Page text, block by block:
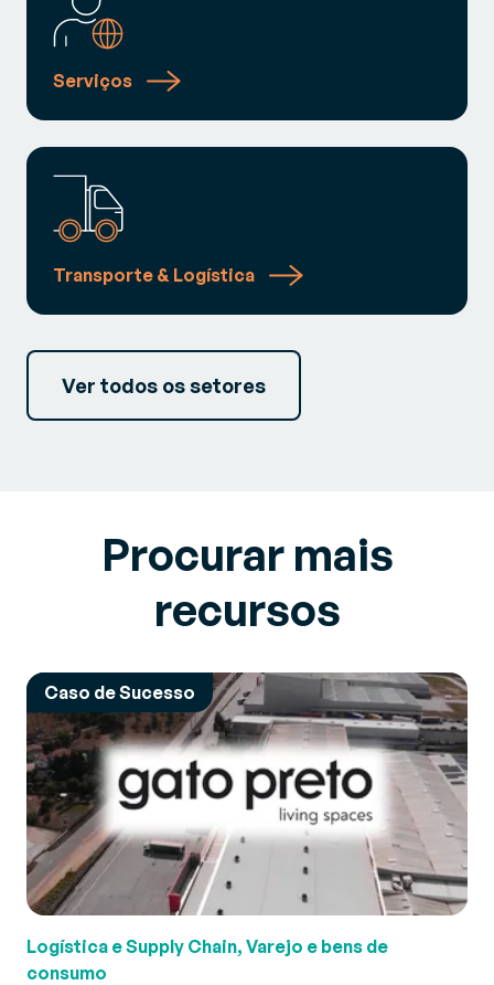
Serviços
Transporte & Logística
Ver todos os setores
Procurar mais
recursos
Caso de Sucesso
Logística e Supply Chain, Varejo e bens de
consumo